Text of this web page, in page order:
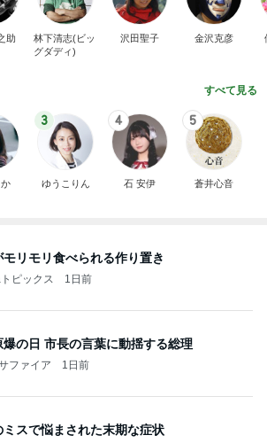
助
林下清志(ビッ
グダディ)
沢田聖子 金沢克彦
すべて見る
3
ゆうこりん
4
石 安伊
5
蒼井心音
モリモリ食べられる作り置き
ピックス 1日前
爆の日 市長の言葉に動揺する総理
ファイア 1日前
ミスで悩まされた末期な症状